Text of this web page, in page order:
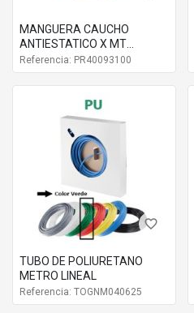
MANGUERA CAUCHO
ANTIESTATICO X MT
STOFLEX 8
Referencia: PR40093100
favorite_border
TUBO DE POLIURETANO
METRO LINEAL
Referencia: TOGNM040625